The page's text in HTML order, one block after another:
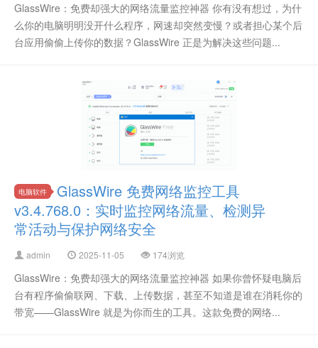
GlassWire：免费却强大的网络流量监控神器 你有没有想过，为什
么你的电脑明明没开什么程序，网速却突然变慢？或者担心某个后
台应用偷偷上传你的数据？GlassWire 正是为解决这些问题...
电脑软件
GlassWire 免费网络监控工具
v3.4.768.0：实时监控网络流量、检测异
常活动与保护网络安全
admin 2025-11-05 174浏览
GlassWire：免费却强大的网络流量监控神器 如果你曾怀疑电脑后
台有程序偷偷联网、下载、上传数据，甚至不知道是谁在消耗你的
带宽——GlassWire 就是为你而生的工具。这款免费的网络...